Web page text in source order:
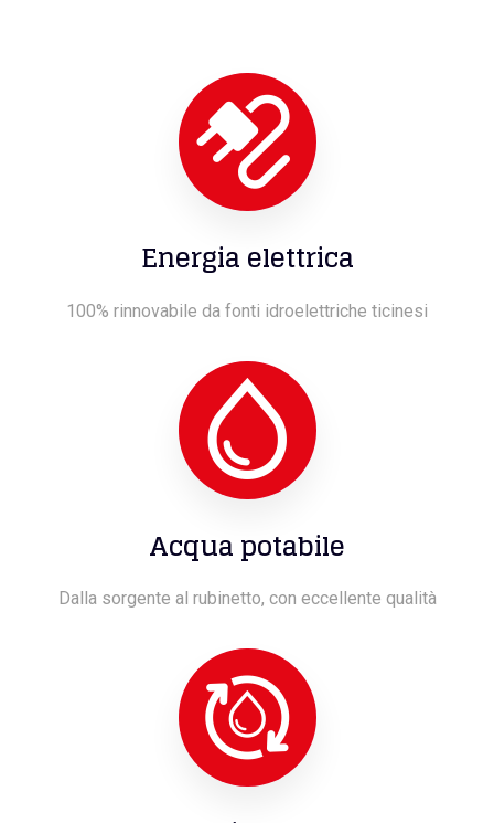
Energia elettrica
100% rinnovabile da fonti idroelettriche ticinesi
Acqua potabile
Dalla sorgente al rubinetto, con eccellente qualità